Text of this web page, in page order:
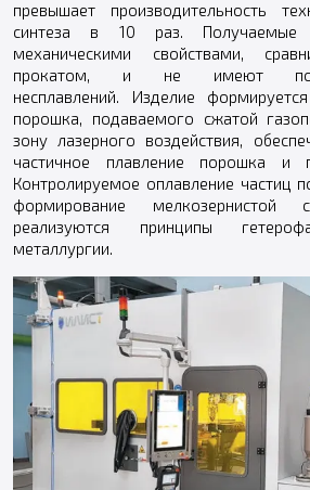
превышает производительность
синтеза в 10 раз. Получаемые
механическими свойствами,
прокатом, и не имеют
несплавлений. Изделие
порошка, подаваемого сжатой
зону лазерного воздействия,
частичное плавление порошка и
Контролируемое оплавление частиц
формирование мелкозернистой
реализуются принципы
металлургии.